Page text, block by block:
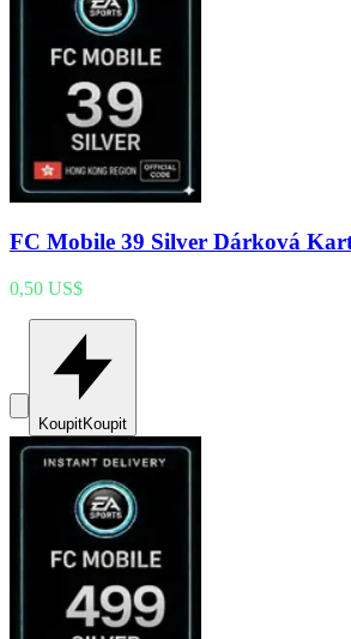
FC Mobile 39 Silver Dárková
0,50 US$
KoupitKoupit